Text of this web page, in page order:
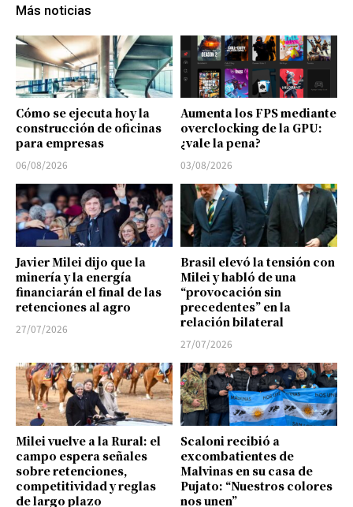
Más noticias
Cómo se ejecuta hoy la
construcción de oficinas
para empresas
06/08/2026
Aumenta los FPS mediante
overclocking de la GPU:
¿vale la pena?
03/08/2026
Javier Milei dijo que la
minería y la energía
financiarán el final de las
retenciones al agro
27/07/2026
Brasil elevó la tensión con
Milei y habló de una
“provocación sin
precedentes” en la
relación bilateral
27/07/2026
Milei vuelve a la Rural: el
campo espera señales
sobre retenciones,
competitividad y reglas
de largo plazo
Scaloni recibió a
excombatientes de
Malvinas en su casa de
Pujato: “Nuestros colores
nos unen”